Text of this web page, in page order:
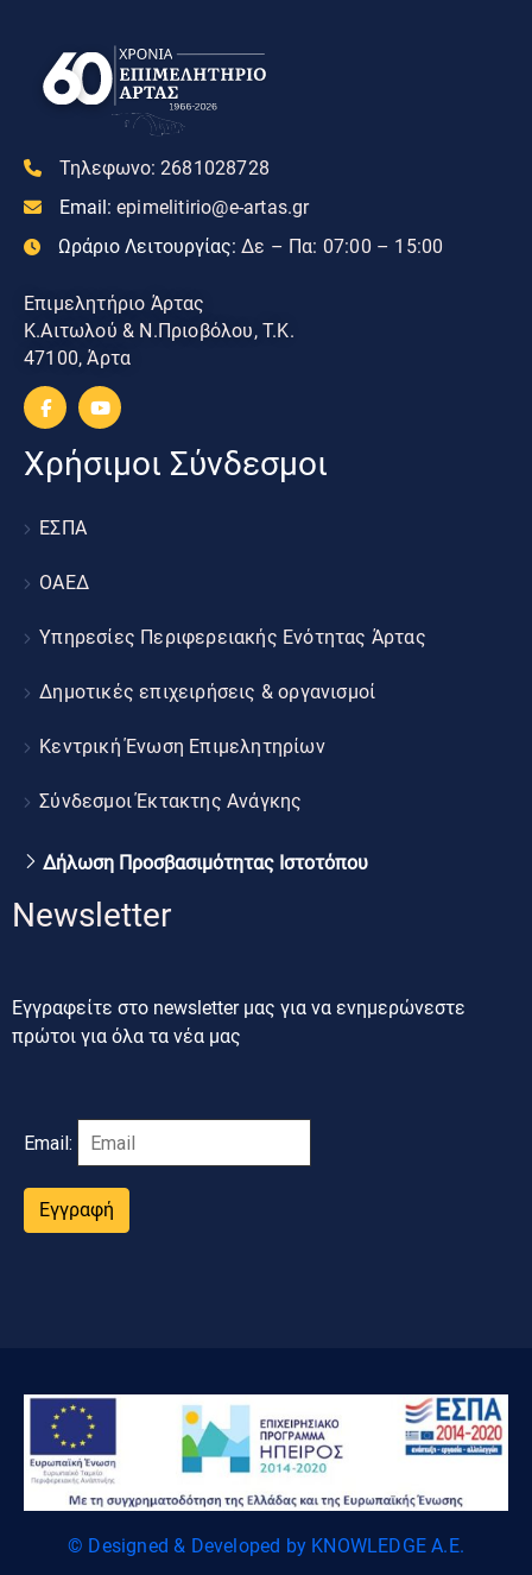
Τηλεφωνο: 2681028728
Email: epimelitirio@e-artas.gr
Ωράριο Λειτουργίας: Δε – Πα: 07:00 – 15:00
Επιμελητήριο Άρτας
Κ.Αιτωλού & Ν.Πριοβόλου, Τ.Κ.
47100, Άρτα
Χρήσιμοι Σύνδεσμοι
ΕΣΠΑ
ΟΑΕΔ
Υπηρεσίες Περιφερειακής Ενότητας Άρτας
Δημοτικές επιχειρήσεις & οργανισμοί
Κεντρική Ένωση Επιμελητηρίων
Σύνδεσμοι Έκτακτης Ανάγκης
Δήλωση Προσβασιμότητας Ιστοτόπου
Newsletter
Εγγραφείτε στο newsletter μας για να ενημερώνεστε
πρώτοι για όλα τα νέα μας
Email:
Εγγραφή
© Designed & Developed by KNOWLEDGE A.E.